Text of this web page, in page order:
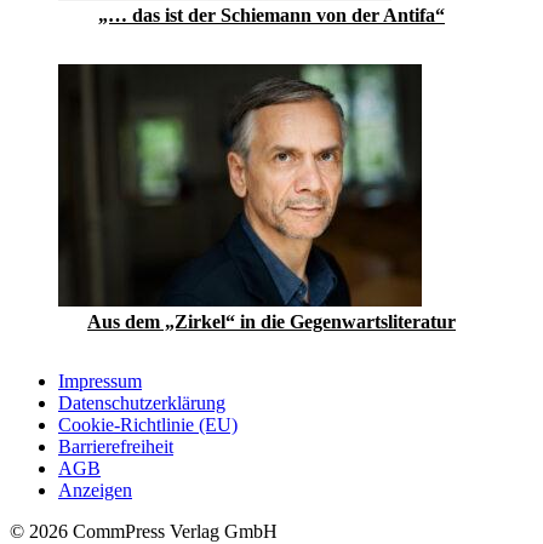
„… das ist der Schiemann von der Antifa“
Aus dem „Zirkel“ in die Gegenwartsliteratur
Impressum
Datenschutzerklärung
Cookie-Richtlinie (EU)
Barrierefreiheit
AGB
Anzeigen
© 2026 CommPress Verlag GmbH